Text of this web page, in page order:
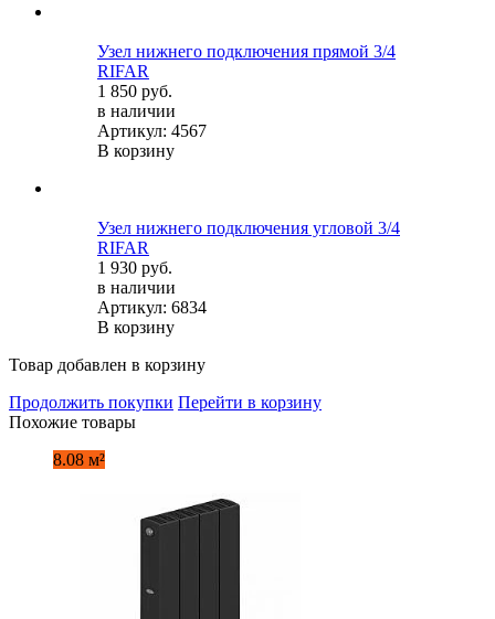
Узел нижнего подключения прямой 3/4
RIFAR
1 850 руб.
в наличии
Артикул: 4567
В корзину
Узел нижнего подключения угловой 3/4
RIFAR
1 930 руб.
в наличии
Артикул: 6834
В корзину
Товар добавлен в корзину
Продолжить покупки Перейти в корзину
Похожие товары
8.08 м²